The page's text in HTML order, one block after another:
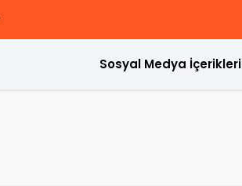
Sosyal Medya İçerikleri